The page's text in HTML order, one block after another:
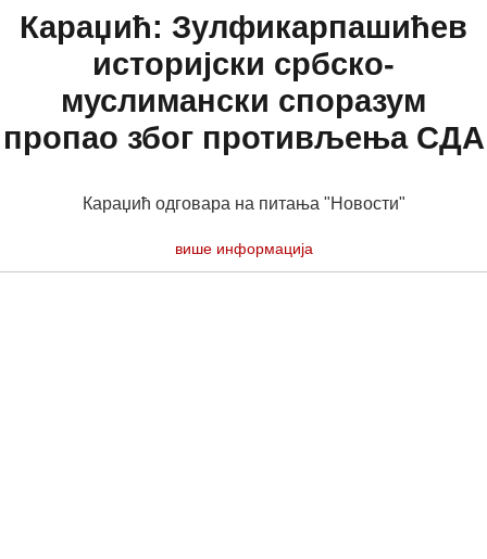
Караџић: Зулфикарпашићев
историјски србско-
муслимански споразум
пропао због противљења СДА
Караџић одговара на питања "Новости"
више информација